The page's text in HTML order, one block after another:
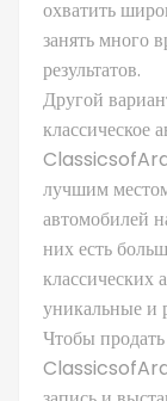
охватить
занять много
результатов.
Другой
классическое
лучшим
автомобилей
них есть
классических
уникальные и
Чтобы